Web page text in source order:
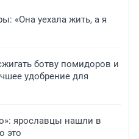
«Она уехала жить, а я
ботву помидоров и
удобрение для
ярославцы нашли в
это